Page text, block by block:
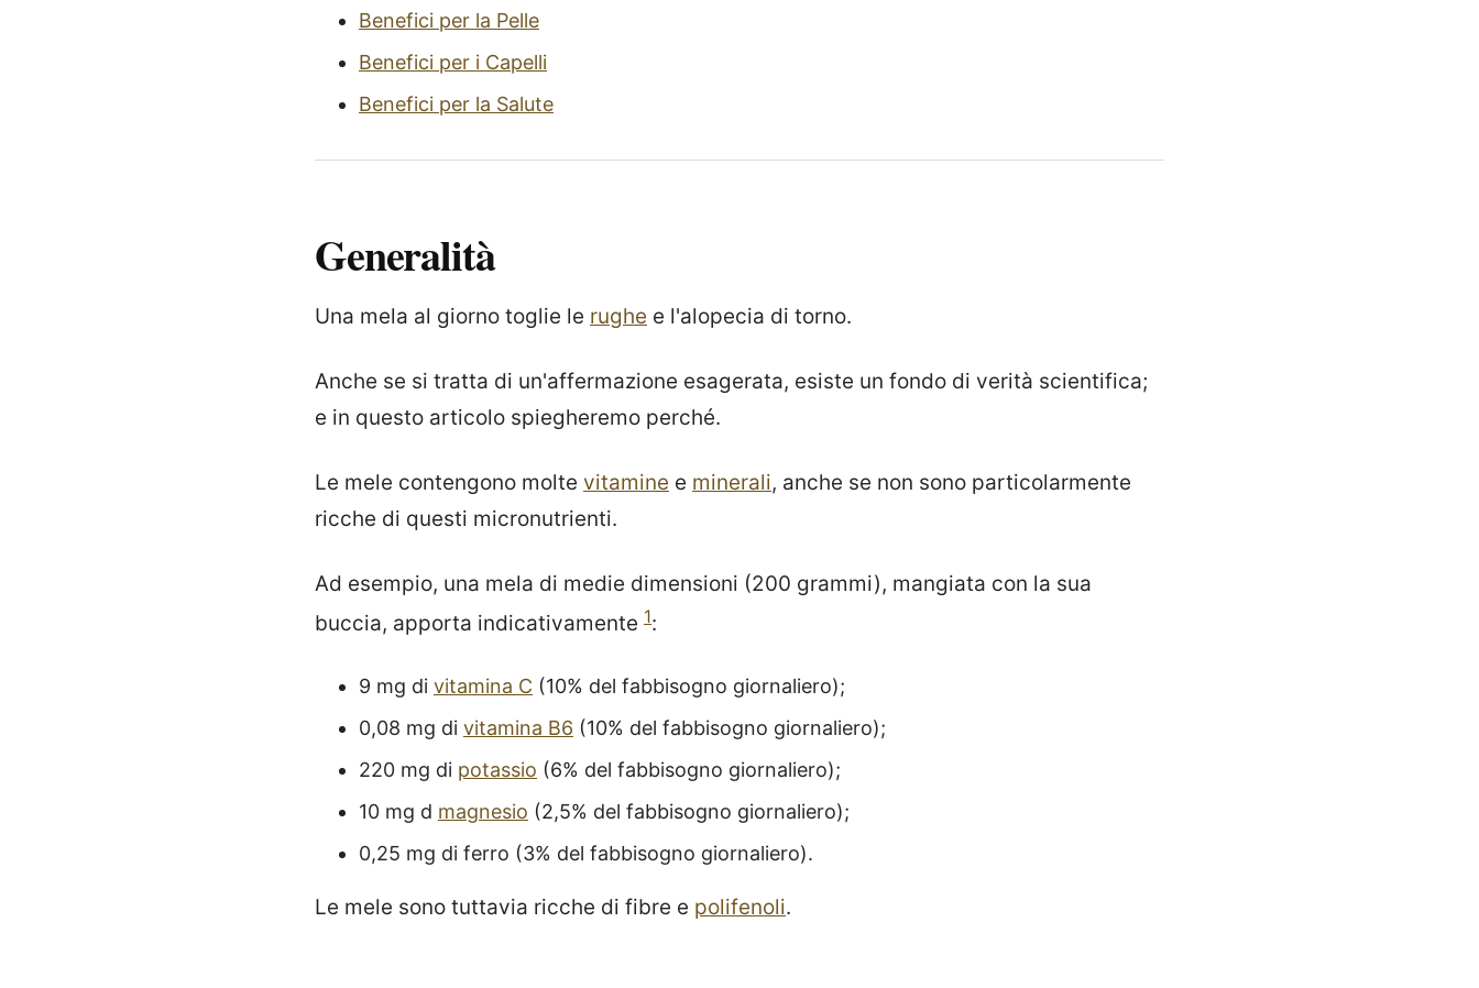
Benefici per la Pelle
Benefici per i Capelli
Benefici per la Salute
Generalità
Una mela al giorno toglie le rughe e l'alopecia di torno.
Anche se si tratta di un'affermazione esagerata, esiste un fondo di verità scientifica;
e in questo articolo spiegheremo perché.
Le mele contengono molte vitamine e minerali, anche se non sono particolarmente
ricche di questi micronutrienti.
Ad esempio, una mela di medie dimensioni (200 grammi), mangiata con la sua
buccia, apporta indicativamente 1:
9 mg di vitamina C (10% del fabbisogno giornaliero);
0,08 mg di vitamina B6 (10% del fabbisogno giornaliero);
220 mg di potassio (6% del fabbisogno giornaliero);
10 mg d magnesio (2,5% del fabbisogno giornaliero);
0,25 mg di ferro (3% del fabbisogno giornaliero).
Le mele sono tuttavia ricche di fibre e polifenoli.